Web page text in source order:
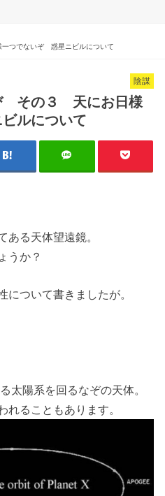
つでないぞ 惑星ニビルについて
陰謀
その３ 天にお日様
ルについて
ある天体望遠鏡。
うか？
について書きましたが。
太陽系を回るなぞの天体。
れることもあります。